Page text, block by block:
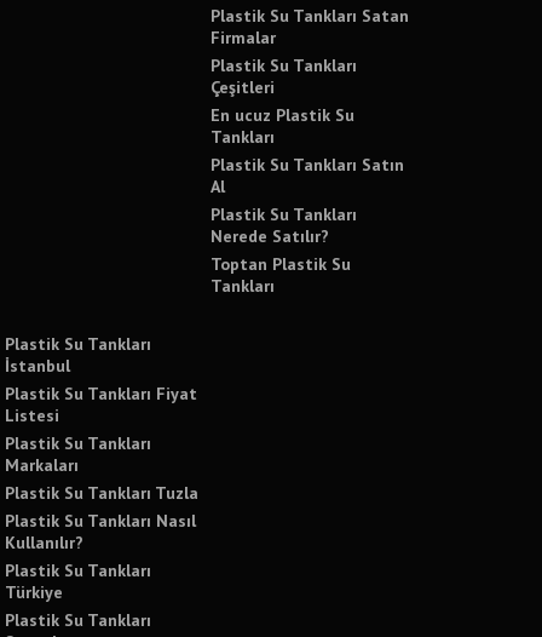
Plastik Su Tankları Satan
Firmalar
Plastik Su Tankları
Çeşitleri
En ucuz Plastik Su
Tankları
Plastik Su Tankları Satın
Al
Plastik Su Tankları
Nerede Satılır?
Toptan Plastik Su
Tankları
Plastik Su Tankları
İstanbul
Plastik Su Tankları Fiyat
Listesi
Plastik Su Tankları
Markaları
Plastik Su Tankları Tuzla
Plastik Su Tankları Nasıl
Kullanılır?
Plastik Su Tankları
Türkiye
Plastik Su Tankları